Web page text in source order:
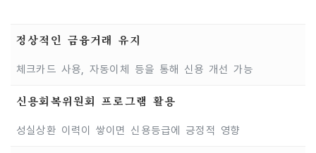
정상적인 금융거래 유지
체크카드 사용, 자동이체 등을 통해 신용 개선 가능
신용회복위원회 프로그램 활용
성실상환 이력이 쌓이면 신용등급에 긍정적 영향